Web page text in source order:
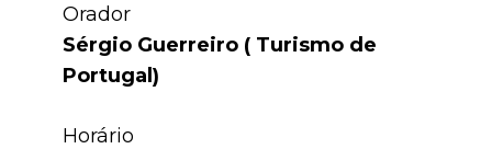
Orador
Sérgio Guerreiro ( Turismo de
Portugal)
Horário